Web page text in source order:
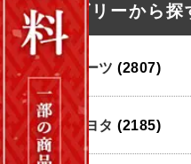
カテゴリーから探
パーツ (2807)
トヨタ (2185)